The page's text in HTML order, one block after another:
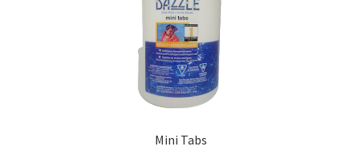
Mini Tabs